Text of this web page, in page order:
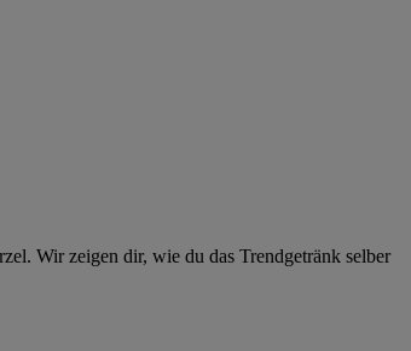
Wir zeigen dir, wie du das Trendgetränk selber